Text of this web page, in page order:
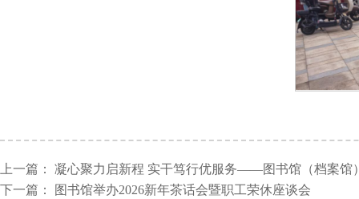
上一篇：
凝心聚力启新程 实干笃行优服务——图书馆（档案馆
下一篇：
图书馆举办2026新年茶话会暨职工荣休座谈会